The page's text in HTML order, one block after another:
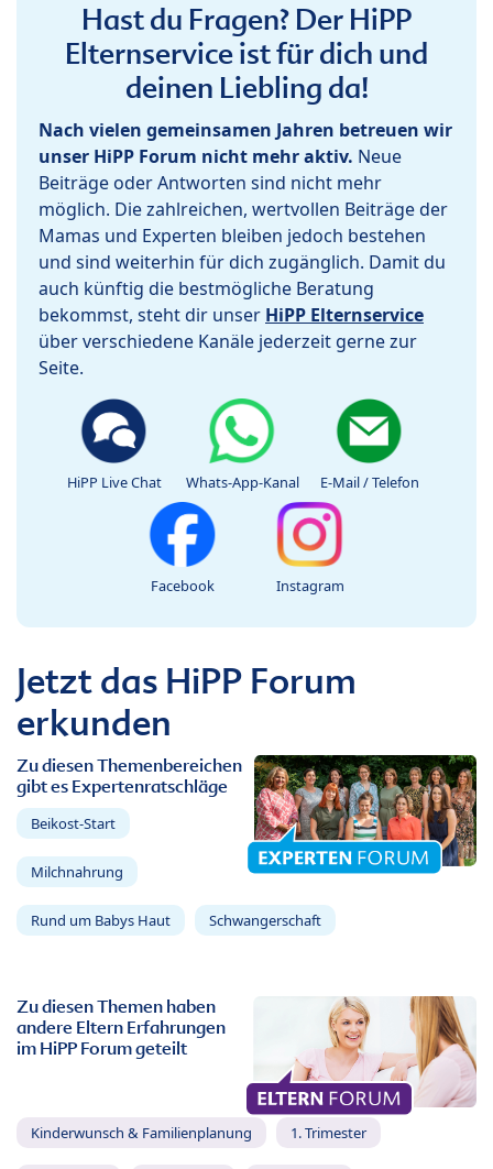
Hast du Fragen? Der HiPP
Elternservice ist für dich und
deinen Liebling da!
Nach vielen gemeinsamen Jahren betreuen wir
unser HiPP Forum nicht mehr aktiv. Neue
Beiträge oder Antworten sind nicht mehr
möglich. Die zahlreichen, wertvollen Beiträge der
Mamas und Experten bleiben jedoch bestehen
und sind weiterhin für dich zugänglich. Damit du
auch künftig die bestmögliche Beratung
bekommst, steht dir unser HiPP Elternservice
über verschiedene Kanäle jederzeit gerne zur
Seite.
HiPP Live Chat Whats-App-Kanal E-Mail / Telefon
Facebook Instagram
Jetzt das HiPP Forum
erkunden
Zu diesen Themenbereichen
gibt es Expertenratschläge
Beikost-Start
Milchnahrung
Rund um Babys Haut Schwangerschaft
Zu diesen Themen haben
andere Eltern Erfahrungen
im HiPP Forum geteilt
Kinderwunsch & Familienplanung 1. Trimester